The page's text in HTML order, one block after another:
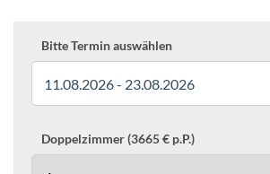
Bitte Termin auswählen
11.08.2026 - 23.08.2026
Doppelzimmer (3665 € p.P.)